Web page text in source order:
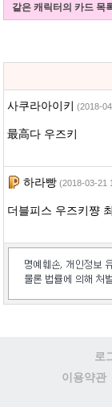
같은 캐릭터의 카드 목
사쿠라아이키 (2018-
最高다 우즈키
하라빵 (2018-03-21
더블피스 우즈키쨩
로
이용약관